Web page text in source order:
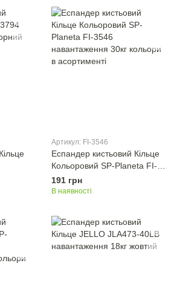
Артикул: FI-3546
Еспандер кистьовий Кільце
Кольоровий SP-Planeta FI-
3546 навантаження 30кг
кольори в асортименті
191 грн
В наявності